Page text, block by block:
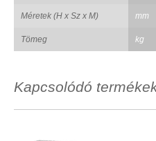
Méretek (H x Sz x M) mm
Tömeg kg
Kapcsolódó